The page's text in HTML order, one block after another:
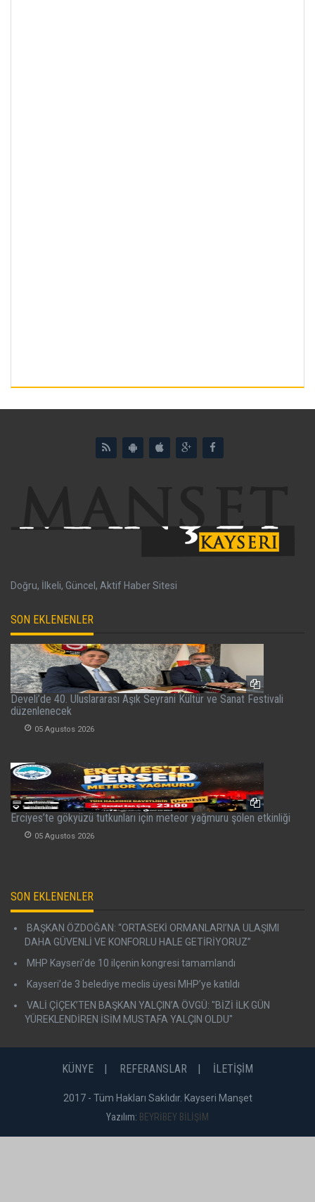
Doğru, İlkeli, Güncel, Aktif Haber Sitesi
SON EKLENENLER
Develi’de 40. Uluslararası Aşık Seyrani Kültür ve Sanat Festivali
düzenlenecek
05 Agustos 2026
Erciyes’te gökyüzü tutkunları için meteor yağmuru şölen etkinliği
05 Agustos 2026
SON EKLENENLER
BAŞKAN ÖZDOĞAN: “ORTASEKİ ORMANLARI’NA ULAŞIMI
DAHA GÜVENLİ VE KONFORLU HALE GETİRİYORUZ”
MHP Kayseri’de 10 ilçenin kongresi tamamlandı
Kayseri’de 3 belediye meclis üyesi MHP’ye katıldı
VALİ ÇİÇEK’TEN BAŞKAN YALÇIN’A ÖVGÜ: "BİZİ İLK GÜN
YÜREKLENDİREN İSİM MUSTAFA YALÇIN OLDU"
KÜNYE REFERANSLAR İLETİŞİM
2017 - Tüm Hakları Saklıdır. Kayseri Manşet
Yazılım: BEYRİBEY BİLİŞİM